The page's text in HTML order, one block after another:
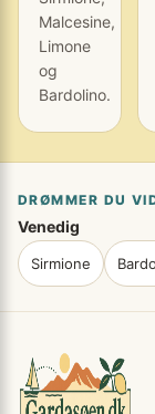
Malcesine,
Limone
og
Bardolino.
DRØMMER DU
Venedig
Sirmione